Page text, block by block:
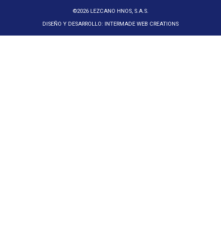
©2026 LEZCANO HNOS, S.A.S.
DISEÑO Y DESARROLLO: INTERMADE WEB CREATIONS